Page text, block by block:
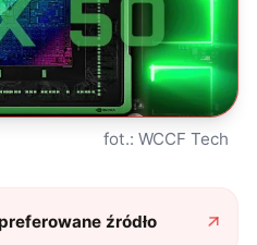
fot.: WCCF Tech
źródło